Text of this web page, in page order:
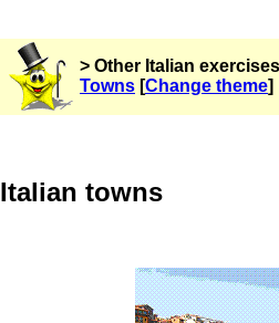
> Other Italian
Towns [Change theme]
Italian towns